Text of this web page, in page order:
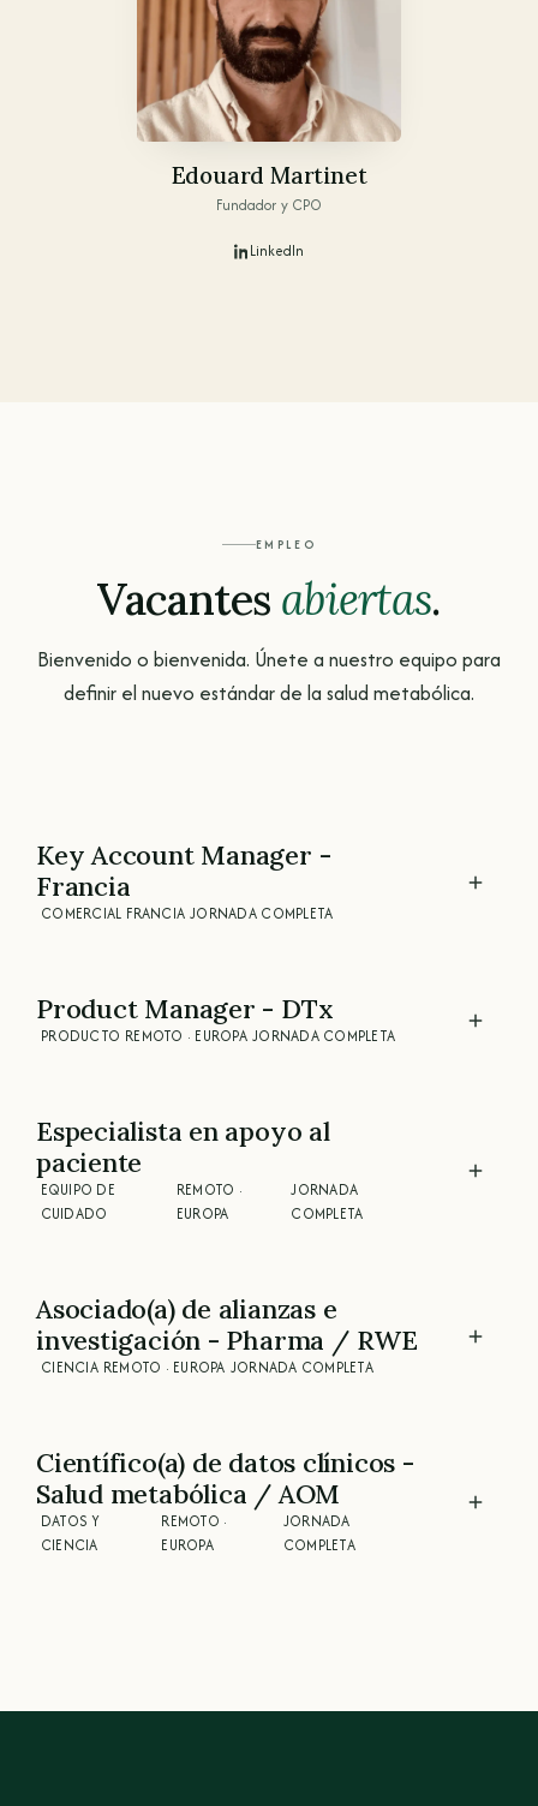
Edouard Martinet
Fundador y CPO
LinkedIn
EMPLEO
Vacantes abiertas.
Bienvenido o bienvenida. Únete a nuestro equipo para
definir el nuevo estándar de la salud metabólica.
Key Account Manager -
Francia
COMERCIAL FRANCIA JORNADA COMPLETA
Product Manager - DTx
PRODUCTO REMOTO · EUROPA JORNADA COMPLETA
Especialista en apoyo al
paciente
EQUIPO DE
CUIDADO
REMOTO ·
EUROPA
JORNADA
COMPLETA
Asociado(a) de alianzas e
investigación - Pharma / RWE
CIENCIA REMOTO · EUROPA JORNADA COMPLETA
Científico(a) de datos clínicos -
Salud metabólica / AOM
DATOS Y
CIENCIA
REMOTO ·
EUROPA
JORNADA
COMPLETA